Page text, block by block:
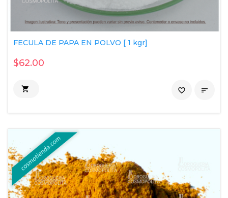
FECULA DE PAPA EN POLVO [ 1 kgr]
$62.00
 
favorite_border